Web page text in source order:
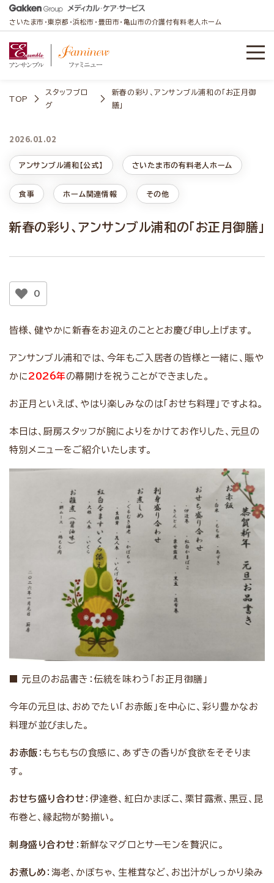
さいたま市・東京都・浜松市・豊田市・亀山市の介護付有料老人ホーム
TOP
スタッフブロ
グ
新春の彩り、アンサンブル浦和の「お正月御
膳」
2026.01.02
アンサンブル浦和【公式】 さいたま市の有料老人ホーム
食事 ホーム関連情報 その他
新春の彩り、アンサンブル浦和の「お正月御膳」
0
皆様、健やかに新春をお迎えのこととお慶び申し上げます。
アンサンブル浦和では、今年もご入居者の皆様と一緒に、賑や
かに 2026年の幕開けを祝うことができました。
お正月といえば、やはり楽しみなのは「おせち料理」ですよね。
本日は、厨房スタッフが腕によりをかけてお作りした、元旦の
特別メニューをご紹介いたします。
■ 元旦のお品書き：伝統を味わう「お正月御膳」
今年の元旦は、おめでたい「お赤飯」を中心に、彩り豊かなお
料理が並びました。
お赤飯 ：もちもちの食感に、あずきの香りが食欲をそそりま
す。
おせち盛り合わせ ：伊達巻、紅白かまぼこ、栗甘露煮、黒豆、昆
布巻と、縁起物が勢揃い。
刺身盛り合わせ ：新鮮なマグロとサーモンを贅沢に。
お煮しめ ：海老、かぼちゃ、生椎茸など、お出汁がしっかり染み